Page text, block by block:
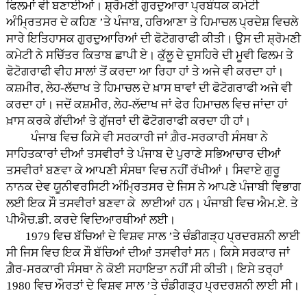
ਫਿਲਮਾਂ ਵੀ ਬਣਾਈਆਂ। ਸ਼੍ਰੋਮਣੀ ਗੁਰਦੁਆਰਾ ਪ੍ਰਬੰਧਕ ਕਮੇਟੀ
ਅੰਮ੍ਰਿਤਸਰ ਦੇ ਕਹਿਣ ’ਤੇ ਪੰਜਾਬ, ਹਰਿਆਣਾ ਤੇ ਹਿਮਾਚਲ ਪ੍ਰਦੇਸ਼ ਵਿਚਲੇ
ਸਾਰੇ ਇਤਿਹਾਸਕ ਗੁਰਦੁਆਰਿਆਂ ਦੀ ਫੋਟੋਗਰਾਫੀ ਕੀਤੀ। ਉਸ ਦੀ ਸ਼੍ਰੋਮਣੀ
ਕਮੇਟੀ ਨੇ ਸਚਿੱਤਰ ਕਿਤਾਬ ਛਾਪੀ ਏ। ਕੁੱਲੂ ਦੇ ਦੁਸਹਿਰੇ ਦੀ ਮੂਵੀ ਫਿਲਮ ਤੇ
ਫੋਟੋਗਰਾਫੀ ਵੀਹ ਸਾਲਾਂ ਤੋਂ ਕਰਦਾ ਆ ਰਿਹਾ ਹਾਂ ਤੇ ਅਜੇ ਵੀ ਕਰਦਾ ਹਾਂ।
ਕਸ਼ਮੀਰ, ਲੇਹ-ਲੱਦਾਖ ਤੇ ਹਿਮਾਚਲ ਦੇ ਖ਼ਾਸ ਥਾਵਾਂ ਦੀ ਫੋਟੋਗਰਾਫੀ ਅਜੇ ਵੀ
ਕਰਦਾ ਹਾਂ। ਜਦੋਂ ਕਸ਼ਮੀਰ, ਲੇਹ-ਲੱਦਾਖ ਜਾਂ ਫੇਰ ਹਿਮਾਚਲ ਵਿਚ ਜਾਂਦਾ ਹਾਂ
ਖ਼ਾਸ ਕਰਕੇ ਗੱਦੀਆਂ ਤੇ ਗੁੱਜਰਾਂ ਦੀ ਫੋਟੋਗਰਾਫੀ ਕਰਦਾ ਹੀ ਹਾਂ।
ਪੰਜਾਬ ਵਿਚ ਕਿਸੇ ਵੀ ਸਰਕਾਰੀ ਜਾਂ ਗ਼ੈਰ-ਸਰਕਾਰੀ ਸੰਸਥਾ ਨੇ
ਸਾਹਿਤਕਾਰਾਂ ਦੀਆਂ ਤਸਵੀਰਾਂ ਤੇ ਪੰਜਾਬ ਦੇ ਪੁਰਾਣੇ ਸਭਿਆਚਾਰ ਦੀਆਂ
ਤਸਵੀਰਾਂ ਬਣਵਾ ਕੇ ਆਪਣੀ ਸੰਸਥਾ ਵਿਚ ਨਹੀਂ ਰੱਖੀਆਂ। ਸਿਵਾਏ ਗੁਰੂ
ਨਾਨਕ ਦੇਵ ਯੂਨੀਵਰਸਿਟੀ ਅੰਮ੍ਰਿਤਸਰ ਦੇ ਜਿਸ ਨੇ ਆਪਣੇ ਪੰਜਾਬੀ ਵਿਭਾਗ
ਲਈ ਇਕ ਸੌ ਤਸਵੀਰਾਂ ਬਣਵਾ ਕੇ ਲਾਈਆਂ ਹਨ। ਪੰਜਾਬੀ ਵਿਚ ਐਮ.ਏ. ਤੇ
ਪੀਐਚ.ਡੀ. ਕਰਦੇ ਵਿਦਿਆਰਥੀਆਂ ਲਈ।
1979 ਵਿਚ ਬੱਚਿਆਂ ਦੇ ਵਿਸ਼ਵ ਸਾਲ ’ਤੇ ਚੰਡੀਗੜ੍ਹ ਪ੍ਰਦਰਸ਼ਨੀ ਲਾਈ
ਸੀ ਜਿਸ ਵਿਚ ਇਕ ਸੌ ਬੱਚਿਆਂ ਦੀਆਂ ਤਸਵੀਰਾਂ ਸਨ। ਕਿਸੇ ਸਰਕਾਰ ਜਾਂ
ਗ਼ੈਰ-ਸਰਕਾਰੀ ਸੰਸਥਾ ਨੇ ਕੋਈ ਸਹਾਇਤਾ ਨਹੀਂ ਸੀ ਕੀਤੀ। ਇਸੇ ਤਰ੍ਹਾਂ
1980 ਵਿਚ ਔਰਤਾਂ ਦੇ ਵਿਸ਼ਵ ਸਾਲ ’ਤੇ ਚੰਡੀਗੜ੍ਹ ਪ੍ਰਦਰਸ਼ਨੀ ਲਾਈ ਸੀ।